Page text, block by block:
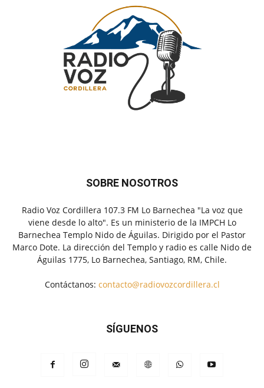
SOBRE NOSOTROS
Radio Voz Cordillera 107.3 FM Lo Barnechea "La voz que
viene desde lo alto". Es un ministerio de la IMPCH Lo
Barnechea Templo Nido de Águilas. Dirigido por el Pastor
Marco Dote. La dirección del Templo y radio es calle Nido de
Águilas 1775, Lo Barnechea, Santiago, RM, Chile.
Contáctanos: contacto@radiovozcordillera.cl
SÍGUENOS